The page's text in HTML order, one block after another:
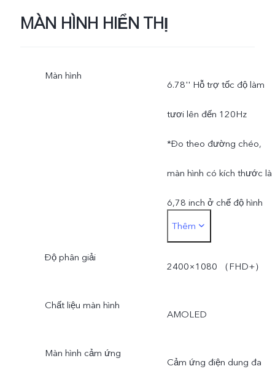
MÀN HÌNH HIỂN THỊ
Màn hình
6.78'' Hỗ trợ tốc độ làm
tươi lên đến 120Hz
*Đo theo đường chéo,
màn hình có kích thước là
6,78 inch ở chế độ hình
chữ nhật hoàn chỉnh. Khu
vực hiển thị thực tế sẽ nhỏ
Thêm
Độ phân giải
2400×1080 （FHD+）
Chất liệu màn hình
AMOLED
Màn hình cảm ứng
Cảm ứng điện dung đa